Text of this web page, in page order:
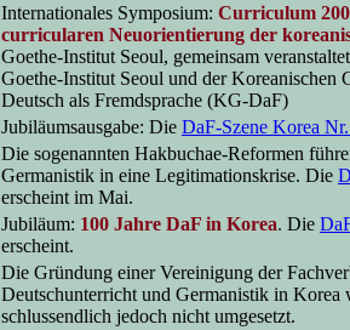
Internationales Symposium: Curriculum
curricularen Neuorientierung der
Goethe-Institut Seoul, gemeinsam
Goethe-Institut Seoul und der Koreanischen
Deutsch als Fremdsprache (KG-DaF)
Jubiläumsausgabe: Die DaF-Szene Korea
Die sogenannten Hakbuchae-Reformen
Germanistik in eine Legitimationskrise. Die
erscheint im Mai.
Jubiläum: 100 Jahre DaF in Korea. Die
erscheint.
Die Gründung einer Vereinigung der
Deutschunterricht und Germanistik in Korea
schlussendlich jedoch nicht umgesetzt.